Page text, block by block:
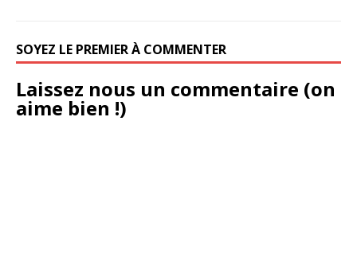
SOYEZ LE PREMIER À COMMENTER
Laissez nous un commentaire (on
aime bien !)